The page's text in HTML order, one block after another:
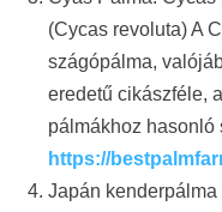
(Cycas revoluta) A
szágópálma,
eredetű cikászféle,
pálmákhoz hasonló
https://
Japán